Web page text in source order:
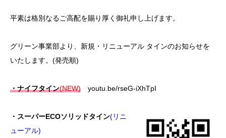
平素は格別なるご高配を賜り厚く御礼申し上げます。
グリーン事業部より、新規・リニューアル タインのお知らせを
いたします。(発売順)
・ナイフタイン(NEW) youtu.be/rseG-iXhTpI
・スーパーECOソリッドタイン(リニ
ューアル)